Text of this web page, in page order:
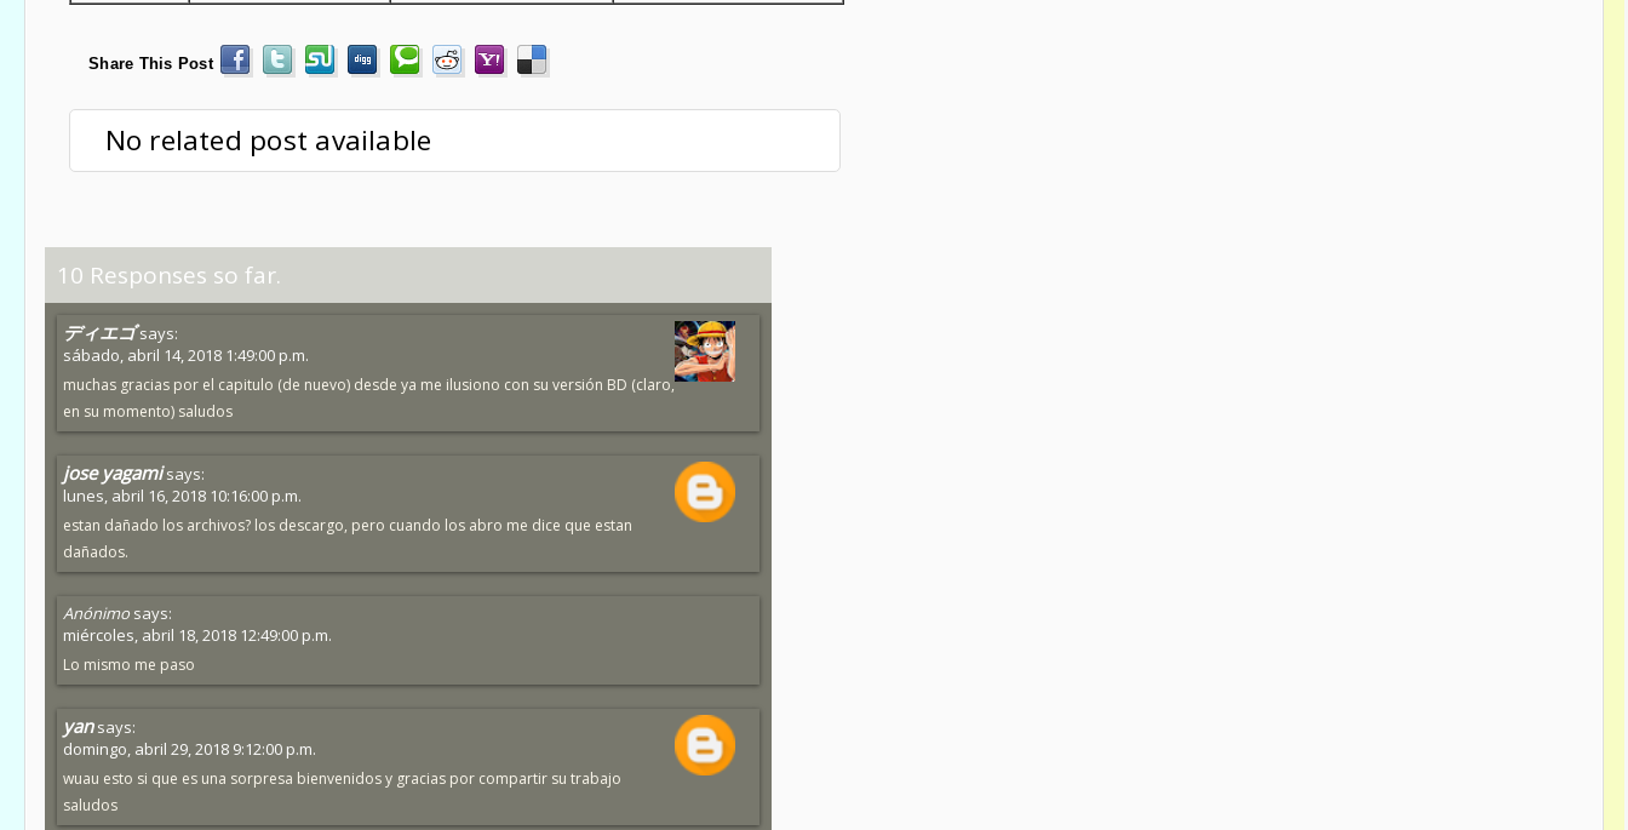
Share This Post
No related post available
10 Responses so far.
ディエゴsays:
sábado, abril 14, 2018 1:49:00 p.m.
muchas gracias por el capitulo (de nuevo) desde ya me ilusiono con su versión BD (claro,
en su momento) saludos
jose yagami says:
lunes, abril 16, 2018 10:16:00 p.m.
estan dañado los archivos? los descargo, pero cuando los abro me dice que estan
dañados.
Anónimo says:
miércoles, abril 18, 2018 12:49:00 p.m.
Lo mismo me paso
yan says:
domingo, abril 29, 2018 9:12:00 p.m.
wuau esto si que es una sorpresa bienvenidos y gracias por compartir su trabajo
saludos